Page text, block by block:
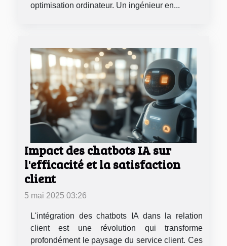
optimisation ordinateur. Un ingénieur en...
Impact des chatbots IA sur
l'efficacité et la satisfaction
client
5 mai 2025 03:26
L'intégration des chatbots IA dans la relation
client est une révolution qui transforme
profondément le paysage du service client. Ces